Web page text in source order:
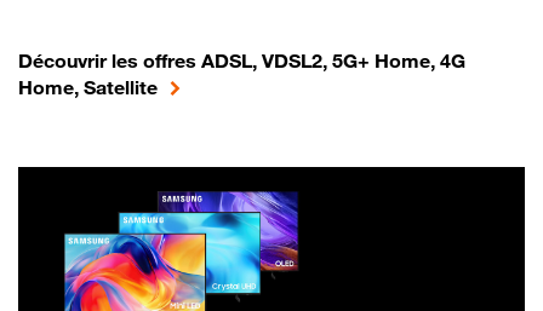
Découvrir les offres ADSL, VDSL2, 5G+ Home, 4G
Home, Satellite